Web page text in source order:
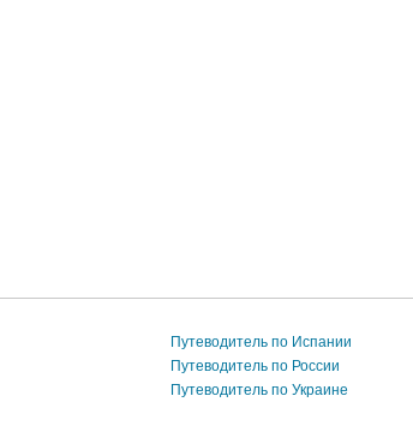
Путеводитель по Испании
Путеводитель по России
Путеводитель по Украине